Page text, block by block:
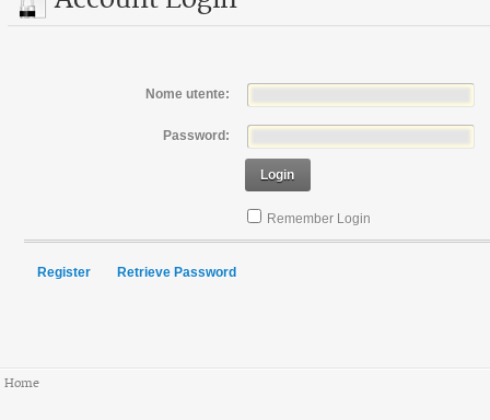
Nome utente:
Password:
Login
Remember Login
Register Retrieve Password
Home